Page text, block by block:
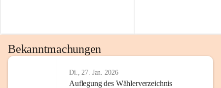
Bekanntmachungen
Di., 27. Jan. 2026
Auflegung des Wählerverzeichnis